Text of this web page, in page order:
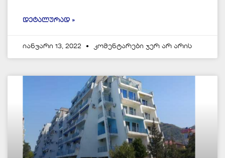
ᲓᲔᲢᲐᲚᲣᲠᲐᲓ »
იანვარი 13, 2022 კომენტარები ჯერ არ არის